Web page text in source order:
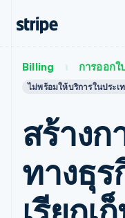
การชำระเงิน
การชำระเงิน
ออนไลน์
Payment links
การชำระเงิน
แบบไม่ต้อง
เขียนโค้ด
Checkout
UI การชำระ
ตาม
ตาม
การค้
อีคอม
เอกส
ไลบ
คู่มือ
เรียน
การ
รับก
Billing
ไม่พร้อมให้บริการในประ
งินตามรอบบิล การออก
สร้างก
ทางธุ